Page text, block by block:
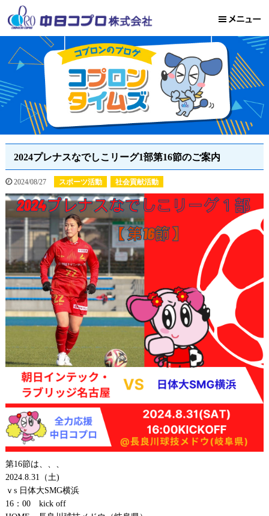
2024プレナスなでしこリーグ1部第16節のご案内
2024/08/27 スポーツ活動 社会貢献活動
第16節は、、、
2024.8.31（土)
ｖs 日体大SMG横浜
16：00 kick off